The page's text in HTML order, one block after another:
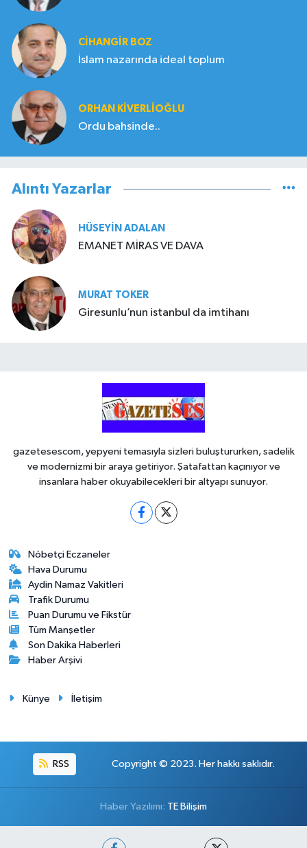
CIHANGIR BOZ
İslam nazarında ideal toplum
ORHAN KIVERLIOĞLU
Ordu bahsinde..
Alıntı Yazarlar
HÜSEYIN ADALAN
EMANET MİRAS VE DAVA
MURAT TOKER
Giresunlu’nun istanbul da imtihanı
gazetesescom, yepyeni temasıyla sizleri buluştururken, sadelik
ve modernizmi bir araya getiriyor. Şatafattan kaçınıyor ve
insanlara haber okuyabilecekleri bir altyapı sunuyor.
Nöbetçi Eczaneler
Hava Durumu
Aydin Namaz Vakitleri
Trafik Durumu
Puan Durumu ve Fikstür
Tüm Manşetler
Son Dakika Haberleri
Haber Arşivi
Künye İletişim
RSS Copyright © 2023. Her hakkı saklıdır.
Haber Yazılımı: TE Bilişim